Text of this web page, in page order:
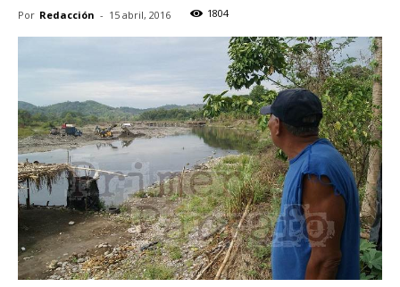
Por Redacción - 15 abril, 2016 1804